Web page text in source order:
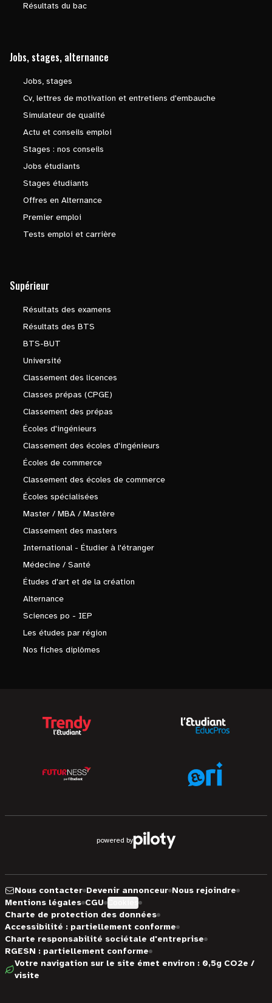
Résultats du bac
Jobs, stages, alternance
Jobs, stages
Cv, lettres de motivation et entretiens d'embauche
Simulateur de qualité
Actu et conseils emploi
Stages : nos conseils
Jobs étudiants
Stages étudiants
Offres en Alternance
Premier emploi
Tests emploi et carrière
Supérieur
Résultats des examens
Résultats des BTS
BTS-BUT
Université
Classement des licences
Classes prépas (CPGE)
Classement des prépas
Écoles d'ingénieurs
Classement des écoles d'ingénieurs
Écoles de commerce
Classement des écoles de commerce
Écoles spécialisées
Master / MBA / Mastère
Classement des masters
International - Étudier à l'étranger
Médecine / Santé
Études d'art et de la création
Alternance
Sciences po - IEP
Les études par région
Nos fiches diplômes
powered by
Nous contacter Devenir annonceur Nous rejoindre
Mentions légales CGU
Charte de protection des données
Accessibilité : partiellement conforme
Charte responsabilité sociétale d'entreprise
RGESN : partiellement conforme
Votre navigation sur le site émet environ : 0,5g CO2e /
visite